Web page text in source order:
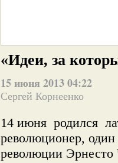
«Идеи, за
15 июня 2013 04:22
Сергей Корнеенко
14 июня родился
революционер, один
революции Эрнесто